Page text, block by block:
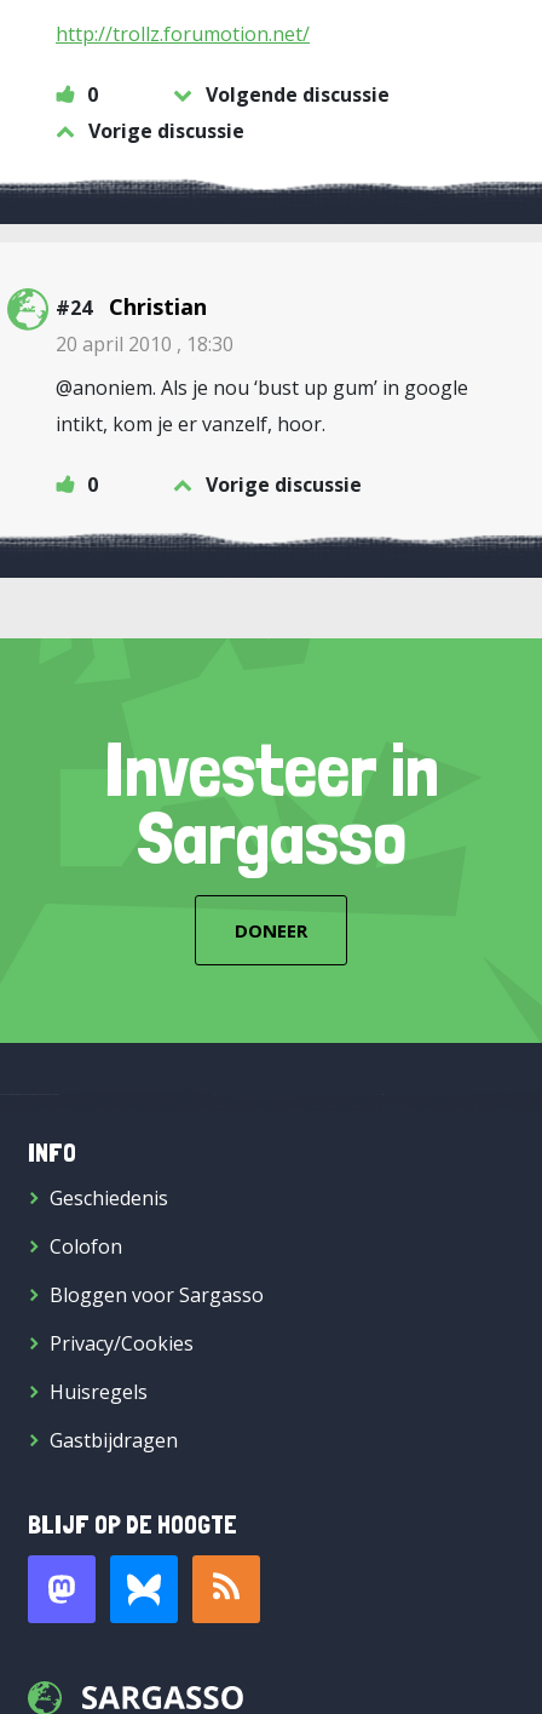
http://trollz.forumotion.net/
0
Volgende discussie
Vorige discussie
#24 Christian
20 april 2010 , 18:30
@anoniem. Als je nou ‘bust up gum’ in google
intikt, kom je er vanzelf, hoor.
0 Vorige discussie
Investeer in
Sargasso
DONEER
INFO
Geschiedenis
Colofon
Bloggen voor Sargasso
Privacy/Cookies
Huisregels
Gastbijdragen
BLIJF OP DE HOOGTE